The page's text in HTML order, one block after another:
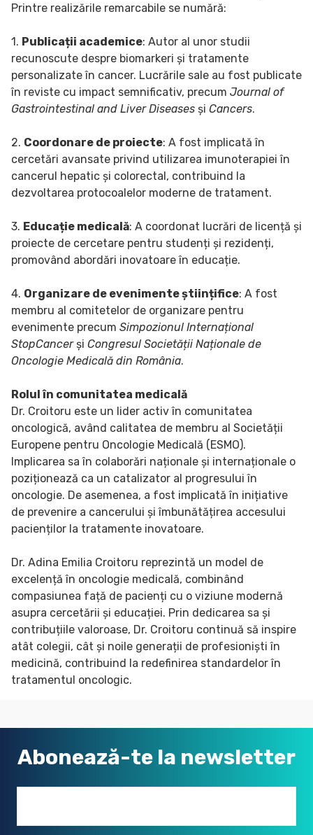
Printre realizările remarcabile se numără:
1. Publicații academice: Autor al unor studii
recunoscute despre biomarkeri și tratamente
personalizate în cancer. Lucrările sale au fost publicate
în reviste cu impact semnificativ, precum Journal of
Gastrointestinal and Liver Diseases și Cancers.
2. Coordonare de proiecte: A fost implicată în
cercetări avansate privind utilizarea imunoterapiei în
cancerul hepatic și colorectal, contribuind la
dezvoltarea protocoalelor moderne de tratament.
3. Educație medicală: A coordonat lucrări de licență și
proiecte de cercetare pentru studenți și rezidenți,
promovând abordări inovatoare în educație.
4. Organizare de evenimente științifice: A fost
membru al comitetelor de organizare pentru
evenimente precum Simpozionul Internațional
StopCancerși Congresul Societății Naționale de
Oncologie Medicală din România.
Rolul în comunitatea medicală
Dr. Croitoru este un lider activ în comunitatea
oncologică, având calitatea de membru al Societății
Europene pentru Oncologie Medicală (ESMO).
Implicarea sa în colaborări naționale și internaționale o
poziționează ca un catalizator al progresului în
oncologie. De asemenea, a fost implicată în inițiative
de prevenire a cancerului și îmbunătățirea accesului
pacienților la tratamente inovatoare.
Dr. Adina Emilia Croitoru reprezintă un model de
excelență în oncologie medicală, combinând
compasiunea față de pacienți cu o viziune modernă
asupra cercetării și educației. Prin dedicarea sa și
contribuțiile valoroase, Dr. Croitoru continuă să inspire
atât colegii, cât și noile generații de profesioniști în
medicină, contribuind la redefinirea standardelor în
tratamentul oncologic.
Abonează-te la newsletter